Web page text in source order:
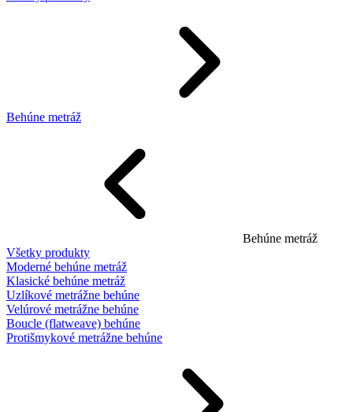
Behúne metráž
Behúne metráž
Všetky produkty
Moderné behúne metráž
Klasické behúne metráž
Uzlíkové metrážne behúne
Velúrové metrážne behúne
Boucle (flatweave) behúne
Protišmykové metrážne behúne